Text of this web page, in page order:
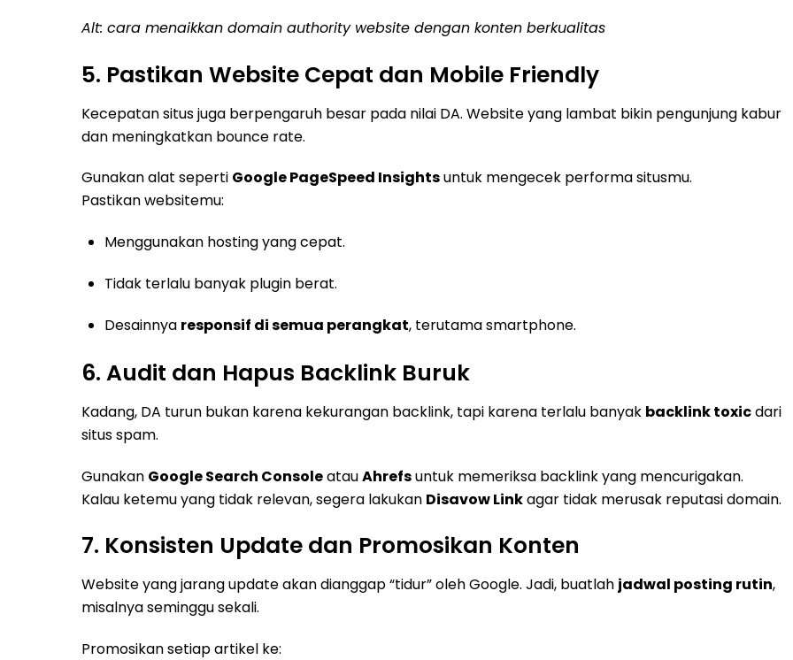
Alt: cara menaikkan domain authority website dengan konten berkualitas
5. Pastikan Website Cepat dan Mobile Friendly
Kecepatan situs juga berpengaruh besar pada nilai DA. Website yang lambat bikin pengunjung kabur
dan meningkatkan bounce rate.
Gunakan alat seperti Google PageSpeed Insightsuntuk mengecek performa situsmu.
Pastikan websitemu:
Menggunakan hosting yang cepat.
Tidak terlalu banyak plugin berat.
Desainnya responsif di semua perangkat, terutama smartphone.
6. Audit dan Hapus Backlink Buruk
Kadang, DA turun bukan karena kekurangan backlink, tapi karena terlalu banyak backlink toxicdari
situs spam.
Gunakan Google Search ConsoleatauAhrefsuntuk memeriksa backlink yang mencurigakan.
Kalau ketemu yang tidak relevan, segera lakukan Disavow Linkagar tidak merusak reputasi domain.
7. Konsisten Update dan Promosikan Konten
Website yang jarang update akan dianggap “tidur” oleh Google. Jadi, buatlah jadwal posting rutin,
misalnya seminggu sekali.
Promosikan setiap artikel ke: